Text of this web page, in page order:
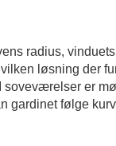
radius,
løsning der
er
gardinet følge